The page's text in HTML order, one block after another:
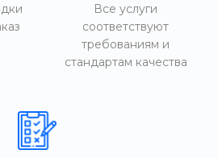
Все услуги
соответствуют
требованиям и
стандартам качества